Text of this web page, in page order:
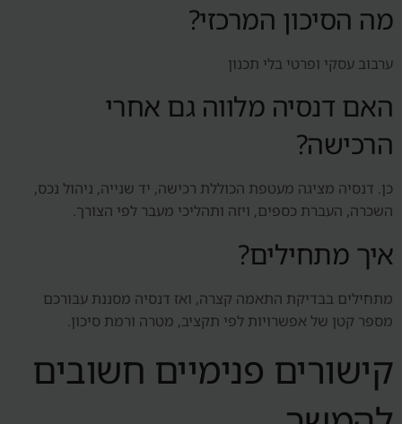
מה הסיכון המרכזי?
ערבוב עסקי ופרטי בלי תכנון
האם דנסיה מלווה גם אחרי
הרכישה?
כן. דנסיה מציגה מעטפת הכוללת רכישה, יד שנייה, ניהול נכס,
השכרה, העברת כספים, ויזה ותהליכי מעבר לפי הצורך.
איך מתחילים?
מתחילים בבדיקת התאמה קצרה, ואז דנסיה מסננת עבורכם
מספר קטן של אפשרויות לפי תקציב, מטרה ורמת סיכון.
קישורים פנימיים חשובים